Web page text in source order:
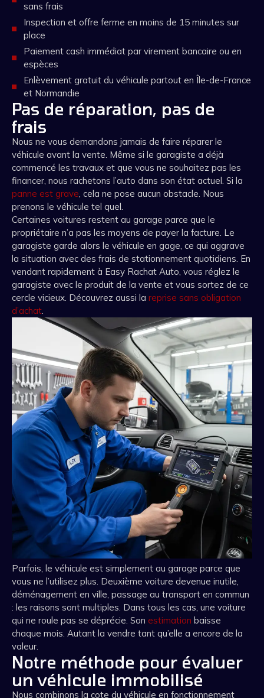
sans frais
Inspection et offre ferme en moins de 15 minutes sur
place
Paiement cash immédiat par virement bancaire ou en
espèces
Enlèvement gratuit du véhicule partout en Île-de-France
et Normandie
Pas de réparation, pas de
frais
Nous ne vous demandons jamais de faire réparer le
véhicule avant la vente. Même si le garagiste a déjà
commencé les travaux et que vous ne souhaitez pas les
financer, nous rachetons l’auto dans son état actuel. Si la
panne est grave, cela ne pose aucun obstacle. Nous
prenons le véhicule tel quel.
Certaines voitures restent au garage parce que le
propriétaire n’a pas les moyens de payer la facture. Le
garagiste garde alors le véhicule en gage, ce qui aggrave
la situation avec des frais de stationnement quotidiens. En
vendant rapidement à Easy Rachat Auto, vous réglez le
garagiste avec le produit de la vente et vous sortez de ce
cercle vicieux. Découvrez aussi la reprise sans obligation
d’achat.
Parfois, le véhicule est simplement au garage parce que
vous ne l’utilisez plus. Deuxième voiture devenue inutile,
déménagement en ville, passage au transport en commun
: les raisons sont multiples. Dans tous les cas, une voiture
qui ne roule pas se déprécie. Son estimation baisse
chaque mois. Autant la vendre tant qu’elle a encore de la
valeur.
Notre méthode pour évaluer
un véhicule immobilisé
Nous combinons la cote du véhicule en fonctionnement